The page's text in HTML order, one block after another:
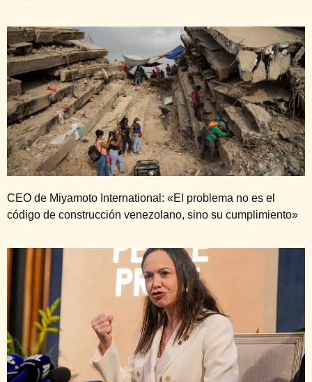
CEO de Miyamoto International: «El problema no es el
código de construcción venezolano, sino su cumplimiento»